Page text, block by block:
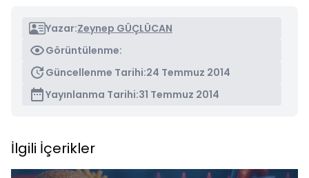
Yazar:Zeynep GÜÇLÜCAN
Görüntülenme:
Güncellenme Tarihi:24 Temmuz 2014
Yayınlanma Tarihi:31 Temmuz 2014
İlgili İçerikler